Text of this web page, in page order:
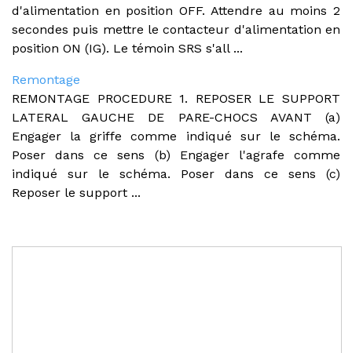
d'alimentation en position OFF. Attendre au moins 2
secondes puis mettre le contacteur d'alimentation en
position ON (IG). Le témoin SRS s'all ...
Remontage
REMONTAGE PROCEDURE 1. REPOSER LE SUPPORT
LATERAL GAUCHE DE PARE-CHOCS AVANT (a)
Engager la griffe comme indiqué sur le schéma.
Poser dans ce sens (b) Engager l'agrafe comme
indiqué sur le schéma. Poser dans ce sens (c)
Reposer le support ...